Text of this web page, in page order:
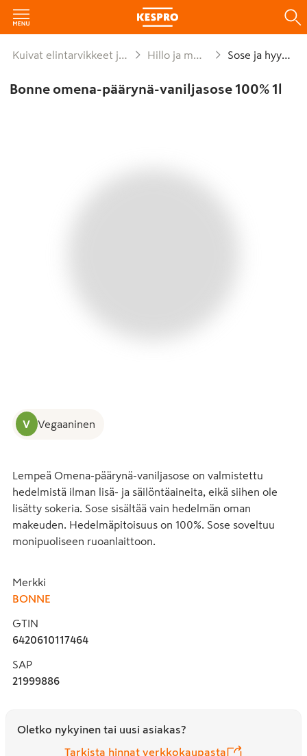
Kuivat elintarvikkeet ja säilykkeet Hillo ja marmeladi Sose ja hyytelö
Bonne omena-päärynä-vaniljasose 100% 1l
V Vegaaninen
Lempeä Omena-päärynä-vaniljasose on valmistettu
hedelmistä ilman lisä- ja säilöntäaineita, eikä siihen ole
lisätty sokeria. Sose sisältää vain hedelmän oman
makeuden. Hedelmäpitoisuus on 100%. Sose soveltuu
monipuoliseen ruoanlaittoon.
Merkki
BONNE
GTIN
6420610117464
SAP
21999886
Oletko nykyinen tai uusi asiakas?
Tarkista hinnat verkkokaupasta